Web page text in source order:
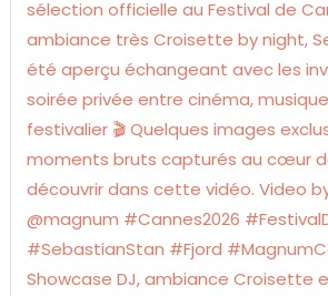
Showcase DJ, ambiance Croisette